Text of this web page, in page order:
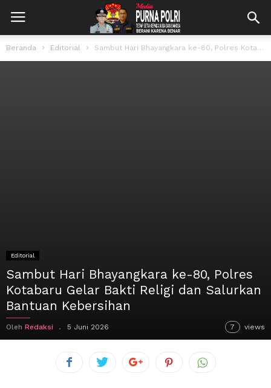
Beranda Editorial Sambut Hari Bhayangkara ke-80, Polres Kotabaru Gelar Bakti Religi dan Salurkan Bantuan...
Editorial
Sambut Hari Bhayangkara ke-80, Polres
Kotabaru Gelar Bakti Religi dan Salurkan
Bantuan Kebersihan
Oleh Redaksi 5 Juni 2026 7 views